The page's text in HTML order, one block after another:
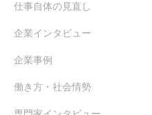
仕事自体の見直し
企業インタビュー
企業事例
働き方・社会情勢